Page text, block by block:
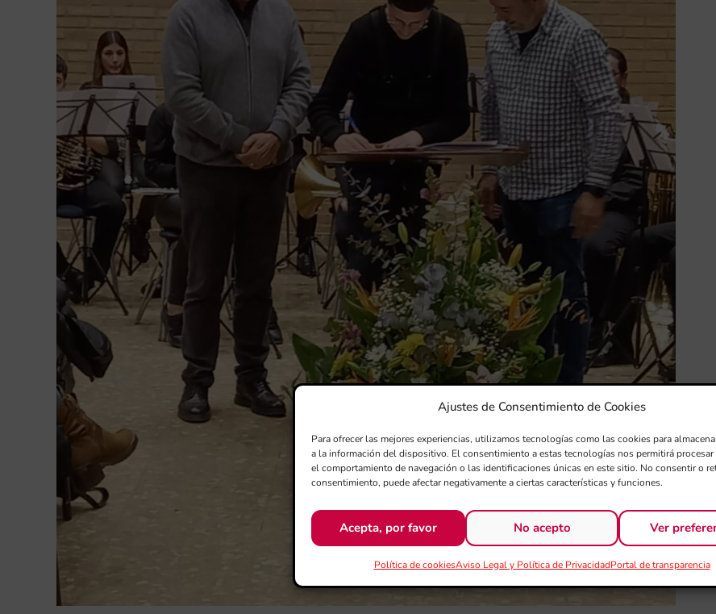
Ajustes de Consentimiento de Cookies
Para ofrecer las mejores experiencias, utilizamos tecnologías como las cookies para
a la información del dispositivo. El consentimiento a estas tecnologías nos permitirá procesar
el comportamiento de navegación o las identificaciones únicas en este sitio. No consentir o
consentimiento, puede afectar negativamente a ciertas características y funciones.
Acepta, por favor No acepto Ver
Política de cookiesAviso Legal y Política de PrivacidadPortal de transparencia